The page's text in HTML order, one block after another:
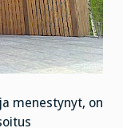
menestynyt, on